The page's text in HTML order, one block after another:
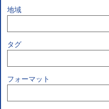
地域
タグ
フォーマット